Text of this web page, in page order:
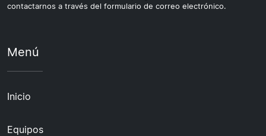
contactarnos a través del formulario de correo electrónico.
Menú
Inicio
Equipos